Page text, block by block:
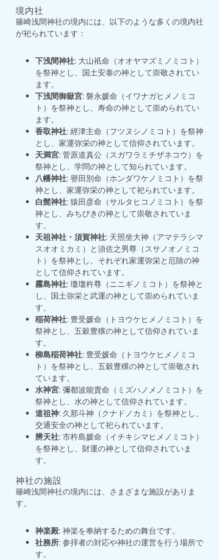
境内社
篠崎浅間神社の境内には、以下のような多くの境内社
が祀られています：
下浅間神社: 大山祇命（オオヤマズミノミコト）
を祭神とし、国土安泰の神として崇敬されてい
ます。
下浅間御嶽宮: 磐永媛命（イワナガヒメノミコ
ト）を祭神とし、寿命の神として崇められてい
ます。
香取神社: 經津主命（フツヌシノミコト）を祭神
とし、家運弥栄の神として信仰されています。
天満宮: 菅原道真公（スガワラミチザネコウ）を
祭神とし、学問の神として知られています。
八幡神社: 譽田別命（ホンダワケノミコト）を祭
神とし、家運弥栄の神として祀られています。
白髭神社: 猿田彦命（サルタヒコノミコト）を祭
神とし、みちびきの神として崇敬されていま
す。
天祖神社・須賀神社: 天照坐大神（アマテラシマ
スオオミカミ）と須佐之男尊（スサノオノミコ
ト）を祭神とし、それぞれ家運弥栄と厄除の神
として信仰されています。
霧島神社: 瓊瓊杵尊（ニニギノミコト）を祭神と
し、国土弥栄と武運の神として崇められていま
す。
稲荷神社: 豊受媛命（トヨウケヒメノミコト）を
祭神とし、五穀豊穣の神として信仰されていま
す。
柳島稲荷神社: 豊受媛命（トヨウケヒメノミコ
ト）を祭神とし、五穀豊穣の神として崇敬され
ています。
水神宮: 彌都波能賣命（ミズハノメノミコト）を
祭神とし、水の神として信仰されています。
道祖神: 久那斗神（クナドノカミ）を祭神とし、
交通安全の神として祀られています。
辨天社: 市杵島媛命（イチキシマヒメノミコト）
を祭神とし、財運の神として信仰されていま
す。
神社の施設
篠崎浅間神社の境内には、さまざまな施設がありま
す。
神楽殿: 神楽を奉納するための舞台です。
社務所: 参拝者の対応や神社の運営を行う場所で
す。